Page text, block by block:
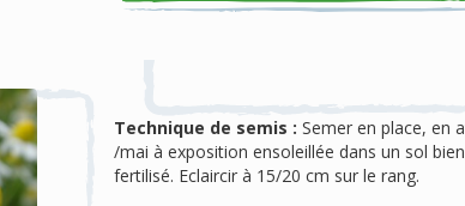
Technique de semis :
/mai à exposition ensoleillée dans un sol bien
fertilisé. Eclaircir à 15/20 cm sur le rang.